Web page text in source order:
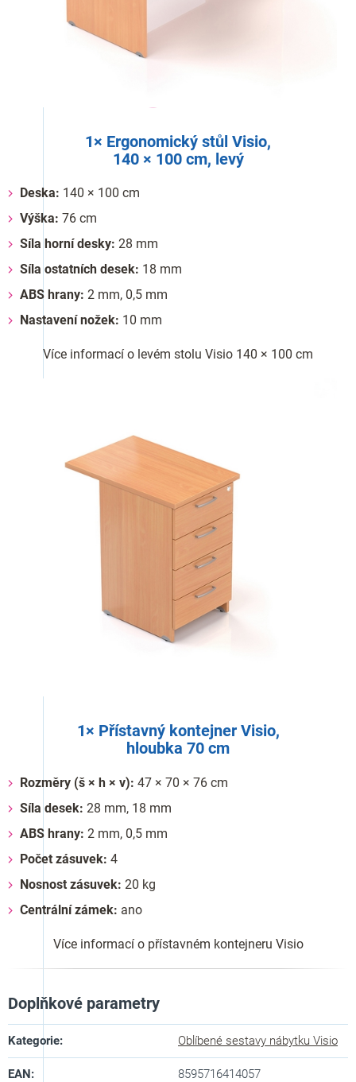
1× Ergonomický stůl Visio,
140 × 100 cm, levý
Deska: 140 × 100 cm
Výška: 76 cm
Síla horní desky: 28 mm
Síla ostatních desek: 18 mm
ABS hrany: 2 mm, 0,5 mm
Nastavení nožek: 10 mm
Více informací o levém stolu Visio 140 × 100 cm
1× Přístavný kontejner Visio,
hloubka 70 cm
Rozměry (š × h × v): 47 × 70 × 76 cm
Síla desek: 28 mm, 18 mm
ABS hrany: 2 mm, 0,5 mm
Počet zásuvek: 4
Nosnost zásuvek: 20 kg
Centrální zámek: ano
Více informací o přístavném kontejneru Visio
Doplňkové parametry
Kategorie: Oblíbené sestavy nábytku Visio
EAN: 8595716414057